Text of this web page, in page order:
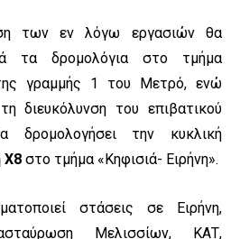
των εν λόγω εργασιών θα
τα δρομολόγια στο τμήμα
της γραμμής 1 του Μετρό, ενώ
διευκόλυνση του επιβατικού
την κυκλική
Χ8 στο τμήμα «Κηφισιά- Ειρήνη».
στάσεις σε Ειρήνη,
Μελισσίων, ΚΑΤ,